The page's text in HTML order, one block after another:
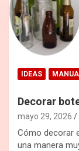
IDEAS
Decorar
mayo 29, 2026
Cómo decorar
una manera